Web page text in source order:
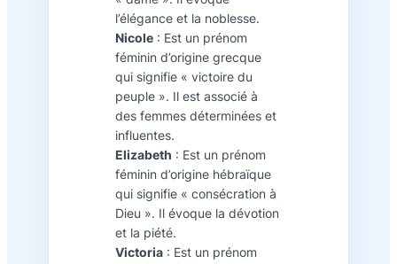
l’élégance et la noblesse.
Nicole: Est un prénom
féminin d’origine grecque
qui signifie « victoire du
peuple ». Il est associé à
des femmes déterminées et
influentes.
Elizabeth : Est un prénom
féminin d’origine hébraïque
qui signifie « consécration à
Dieu ». Il évoque la dévotion
et la piété.
Victoria: Est un prénom